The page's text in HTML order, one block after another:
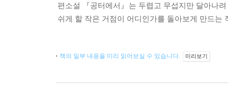
편소설 『공터에서』는 두렵고 무섭지만 달아나
쉬게 할 작은 거점이 어디인가를 돌아보게 만드는
책의 일부 내용을 미리 읽어보실 수 있습니다. 미리보기